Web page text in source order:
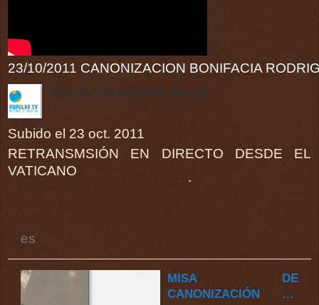
23/10/2011 CANONIZACION BONIFACIA
Popular Televisión R.Murcia
Subido el 23 oct. 2011
RETRANSMSIÓN EN DIRECTO DESDE EL
VATICANO
es
MISA DE
CANONIZACIÓN DE